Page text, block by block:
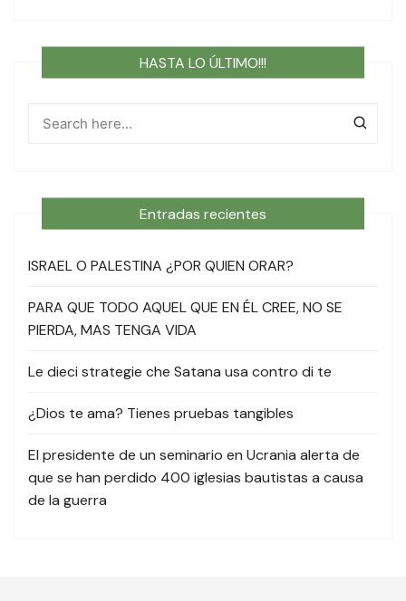
HASTA LO ÚLTIMO!!!
Entradas recientes
ISRAEL O PALESTINA ¿POR QUIEN ORAR?
PARA QUE TODO AQUEL QUE EN ÉL CREE, NO SE
PIERDA, MAS TENGA VIDA
Le dieci strategie che Satana usa contro di te
¿Dios te ama? Tienes pruebas tangibles
El presidente de un seminario en Ucrania alerta de
que se han perdido 400 iglesias bautistas a causa
de la guerra